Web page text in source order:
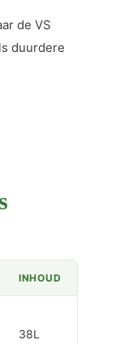
de VS
duurdere
INHOUD
38L